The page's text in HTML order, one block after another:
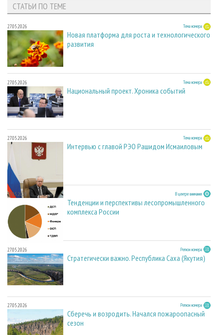
СТАТЬИ ПО ТЕМЕ
27.05.2026 Тема номера
Новая платформа для роста и технологического
развития
27.05.2026 Тема номера
Национальный проект. Хроника событий
27.05.2026 Тема номера
Интервью с главой РЭО Рашидом Исмаиловым
27.05.2026 В центре внимания
Тенденции и перспективы лесопромышленного
комплекса России
27.05.2026 Регион номера
Стратегически важно. Республика Саха (Якутия)
27.05.2026 Регион номера
Сберечь и возродить. Начался пожароопасный
сезон